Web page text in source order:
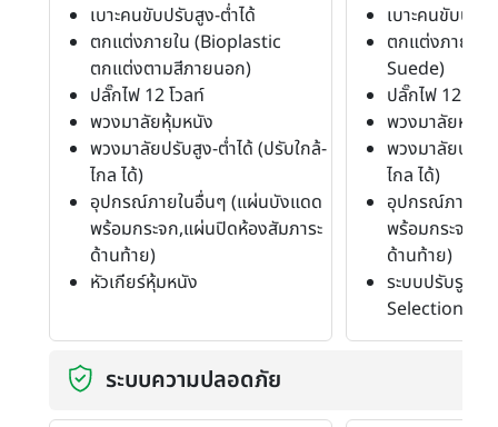
เบาะคนขับปรับสูง-ต่ำได้
ตกแต่งภายใน (Bioplastic
ตกแต่งตามสีภายนอก)
ปลั๊กไฟ 12 โวลท์
พวงมาลัยหุ้มหนัง
พวงมาลัยปรับสูง-ต่ำได้ (ปรับใกล้-
ไกล ได้)
อุปกรณ์ภายในอื่นๆ (แผ่นบังแดด
พร้อมกระจก,แผ่นปิดห้องสัมภาระ
ด้านท้าย)
หัวเกียร์หุ้มหนัง
เบาะคนขับปรับ
ตกแต่งภายใน
Suede)
ปลั๊กไฟ 12 โวล
พวงมาลัยหุ้มห
พวงมาลัยปรับ
ไกล ได้)
อุปกรณ์ภายใ
พร้อมกระจก,แ
ด้านท้าย)
ระบบปรับรูปแ
Selection)
ระบบความปลอดภัย